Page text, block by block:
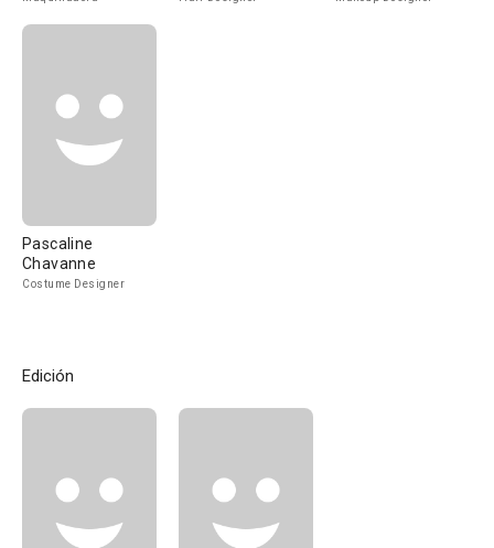
Pascaline
Chavanne
Costume Designer
Edición